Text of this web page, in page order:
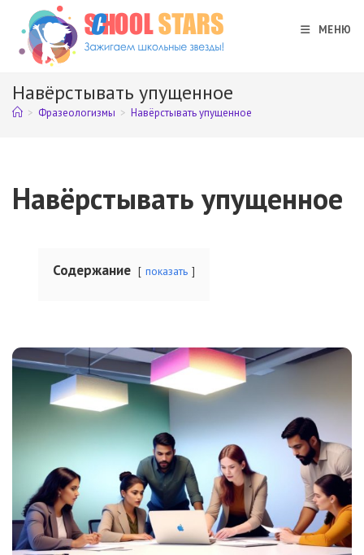
Перейти
содержимому
МЕНЮ
Навёрстывать упущенное
> Фразеологизмы > Навёрстывать упущенное
Навёрстывать упущенное
Содержание показать